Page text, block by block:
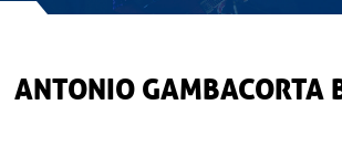
ANTONIO GAMBACORTA